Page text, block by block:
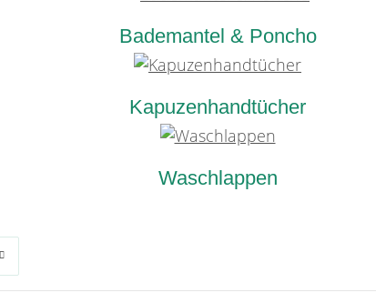
Bademantel & Poncho
Kapuzenhandtücher
Waschlappen